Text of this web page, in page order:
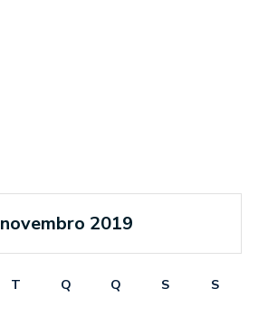
novembro 2019
T Q Q S
S